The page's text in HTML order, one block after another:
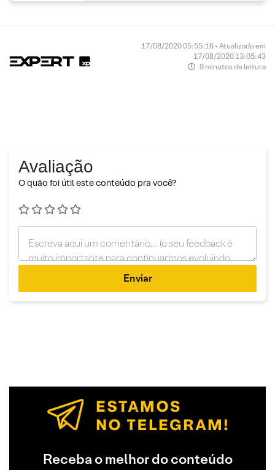
17/08/2020 05:55:16 • Atualizado em
17/08/2020 13:05:43
9 minutos de leitura
Avaliação
O quão foi útil este conteúdo pra você?
Enviar
Receba o melhor do conteúdo